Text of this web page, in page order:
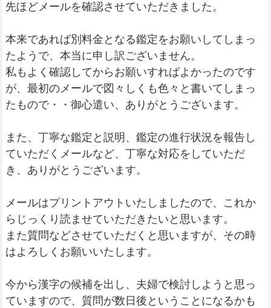
先ほどメールを確認させていただきました。
本来であれば別料金となる鑑定をお願いしてしまっ
たようで、本当に申し訳ございません。
私もよく確認してからお願いすればよかったのです
が、最初のメールで図々しくも色々と書いてしまっ
たもので・・御心遣い、ありがとうございます。
また、丁寧な鑑定と説明、鑑定の進行状況を報告し
ていただくメールなど、丁寧な対応をしていただ
き、ありがとうございます。
メールはプリントアウトいたしましたので、これか
らじっくり読ませていただきたいと思います。
また質問などさせていただくと思いますが、その時
はよろしくお願いいたします。
今から漢字の候補を出し、夫婦で検討しようと思っ
ていますので、質問が数日後ということになるかも